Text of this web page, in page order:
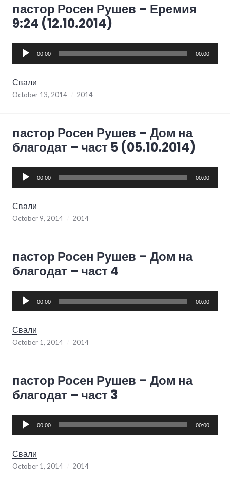
пастор Росен Рушев – Еремия
9:24 (12.10.2014)
Audio
00:00 00:00
Свали
October 13, 2014 2014
пастор Росен Рушев – Дом на
благодат – част 5 (05.10.2014)
Audio
00:00 00:00
Свали
October 9, 2014 2014
пастор Росен Рушев – Дом на
благодат – част 4
Audio
00:00 00:00
Свали
October 1, 2014 2014
пастор Росен Рушев – Дом на
благодат – част 3
Audio
00:00 00:00
Свали
October 1, 2014 2014